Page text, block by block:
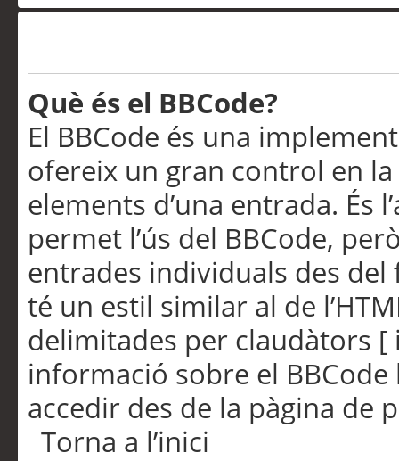
Què és el BBCode?
El BBCode és una
ofereix un gran control en
elements d’una entrada. És
permet l’ús del BBCode,
entrades individuals des
té un estil similar al de
delimitades per claudàtors [
informació sobre el
accedir des de la pàgina de
Torna a l’inici